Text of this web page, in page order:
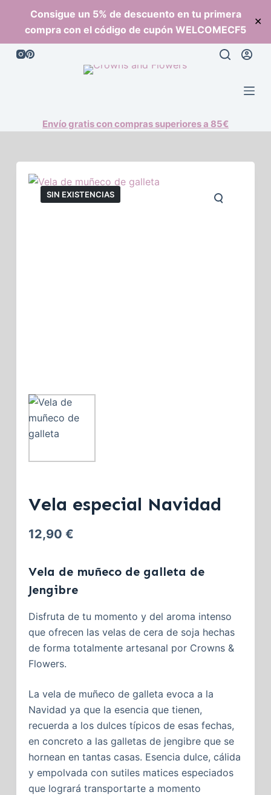
Consigue un 5% de descuento en tu primera
compra con el código de cupón WELCOMECF5
✕
l
Envío gratis con compras superiores a 85€
SIN EXISTENCIAS
Vela especial Navidad
12,90 €
Vela de muñeco de galleta de
Jengibre
Disfruta de tu momento y del aroma intenso
que ofrecen las velas de cera de soja hechas
de forma totalmente artesanal por Crowns &
Flowers.
La vela de muñeco de galleta evoca a la
Navidad ya que la esencia que tienen,
recuerda a los dulces típicos de esas fechas,
en concreto a las galletas de jengibre que se
hornean en tantas casas. Esencia dulce, cálida
y empolvada con sutiles matices especiados
que logrará transportarte a momento